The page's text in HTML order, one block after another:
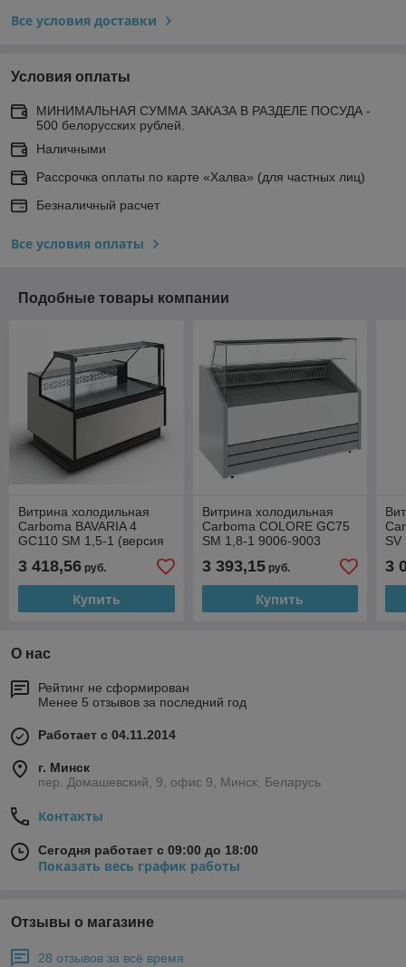
Все условия доставки
Условия оплаты
МИНИМАЛЬНАЯ СУММА ЗАКАЗА В РАЗДЕЛЕ ПОСУДА -
500 белорусских рублей.
Наличными
Рассрочка оплаты по карте «Халва» (для частных лиц)
Безналичный расчет
Все условия оплаты
Подобные товары компании
Витрина холодильная
Carboma BAVARIA 4
GC110 SM 1,5-1 (версия
3 418,56 руб.
Купить
Витрина холодильная
Carboma COLORE GC75
SM 1,8-1 9006-9003
3 393,15руб.
Купить
SV
3
О нас
Рейтинг не сформирован
Менее 5 отзывов за последний год
Работает с 04.11.2014
г. Минск
пер. Домашевский, 9, офис 9, Минск, Беларусь
Контакты
Сегодня работает с 09:00 до 18:00
Показать весь график работы
Отзывы о магазине
28 отзывов за всё время